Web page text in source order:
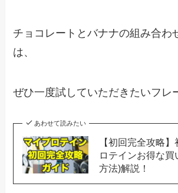
チョコレートとバナナの組み合わ
は、
ぜひ一度試していただきたいフレ
あわせて読みたい
【初回完全攻略
ロテインお得な買
方法)解説！